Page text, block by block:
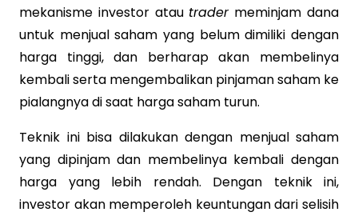
mekanisme investor atau tradermeminjam dana
untuk menjual saham yang belum dimiliki dengan
harga tinggi, dan berharap akan membelinya
kembali serta mengembalikan pinjaman saham ke
pialangnya di saat harga saham turun.
Teknik ini bisa dilakukan dengan menjual saham
yang dipinjam dan membelinya kembali dengan
harga yang lebih rendah. Dengan teknik ini,
investor akan memperoleh keuntungan dari selisih